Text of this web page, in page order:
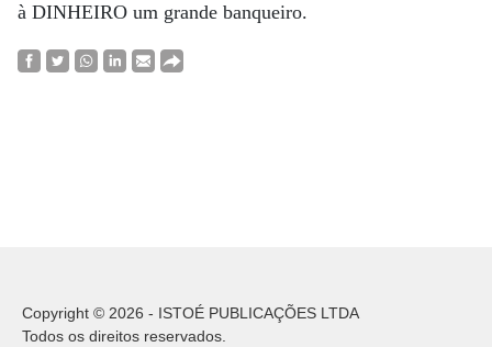
à DINHEIRO um grande banqueiro.
Copyright © 2026 - ISTOÉ PUBLICAÇÕES LTDA
Todos os direitos reservados.